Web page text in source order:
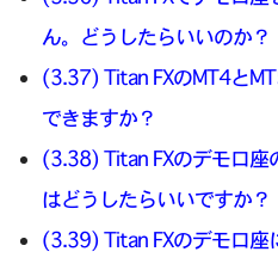
ん。どうしたらいいのか？
(3.37) Titan FXのMT4と
できますか？
(3.38) Titan FXのデモ口座
はどうしたらいいですか？
(3.39) Titan FXのデモ口座